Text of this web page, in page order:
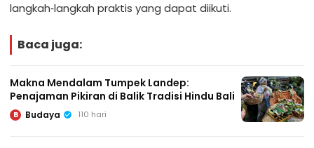
langkah‑langkah praktis yang dapat diikuti.
Baca juga:
Makna Mendalam Tumpek Landep:
Penajaman Pikiran di Balik Tradisi Hindu Bali
B Budaya 110 hari